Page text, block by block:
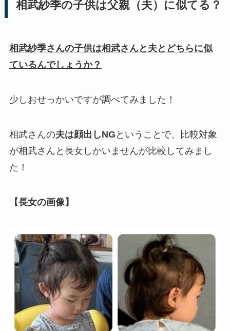
相武紗季の子供は父親（夫）に似てる？
相武紗季さんの子供は相武さんと夫とどちらに似
ているんでしょうか？
少しおせっかいですが調べてみました！
相武さんの夫は顔出しNG ということで、比較対象
が相武さんと長女しかいませんが比較してみまし
た！
【長女の画像】